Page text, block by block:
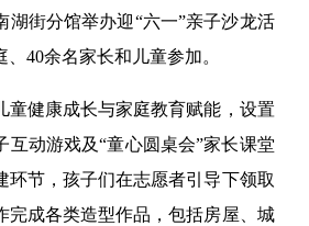
湖街分馆举办迎“六一”亲子沙龙活
40余名家长和儿童参加。
童健康成长与家庭教育赋能，设置
互动游戏及“童心圆桌会”家长课堂
环节，孩子们在志愿者引导下领取
完成各类造型作品，包括房屋、城